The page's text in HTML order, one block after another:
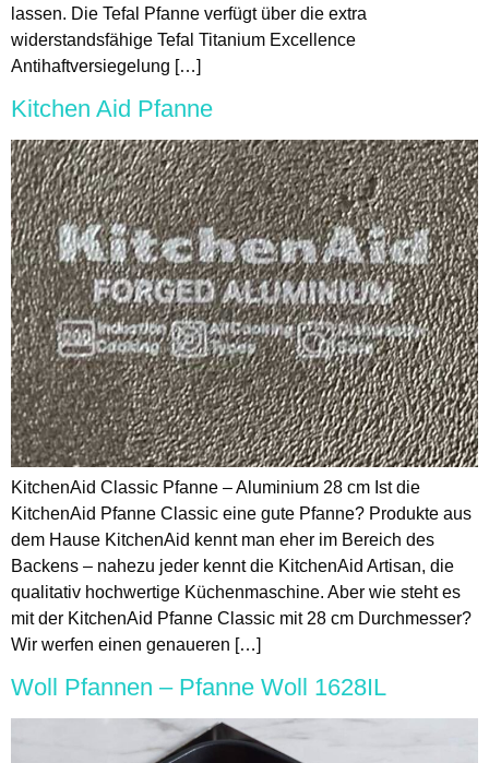
lassen. Die Tefal Pfanne verfügt über die extra
widerstandsfähige Tefal Titanium Excellence
Antihaftversiegelung […]
Kitchen Aid Pfanne
KitchenAid Classic Pfanne – Aluminium 28 cm Ist die
KitchenAid Pfanne Classic eine gute Pfanne? Produkte aus
dem Hause KitchenAid kennt man eher im Bereich des
Backens – nahezu jeder kennt die KitchenAid Artisan, die
qualitativ hochwertige Küchenmaschine. Aber wie steht es
mit der KitchenAid Pfanne Classic mit 28 cm Durchmesser?
Wir werfen einen genaueren […]
Woll Pfannen – Pfanne Woll 1628IL